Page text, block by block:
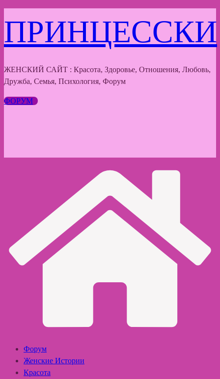
к
содержимому
ПРИНЦЕССКИ
ЖЕНСКИЙ САЙТ : Красота, Здоровье, Отношения, Любовь,
Дружба, Семья, Психология, Форум
ФОРУМ
Форум
Женские Истории
Красота